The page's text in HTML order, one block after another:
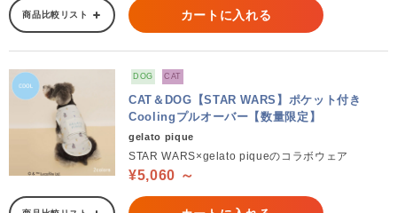
商品比較リスト カートに入れる
DOG CAT
CAT＆DOG【STAR WARS】ポケット付き
Coolingプルオーバー【数量限定】
gelato pique
STAR WARS×gelato piqueのコラボウェア
¥5,060 ～